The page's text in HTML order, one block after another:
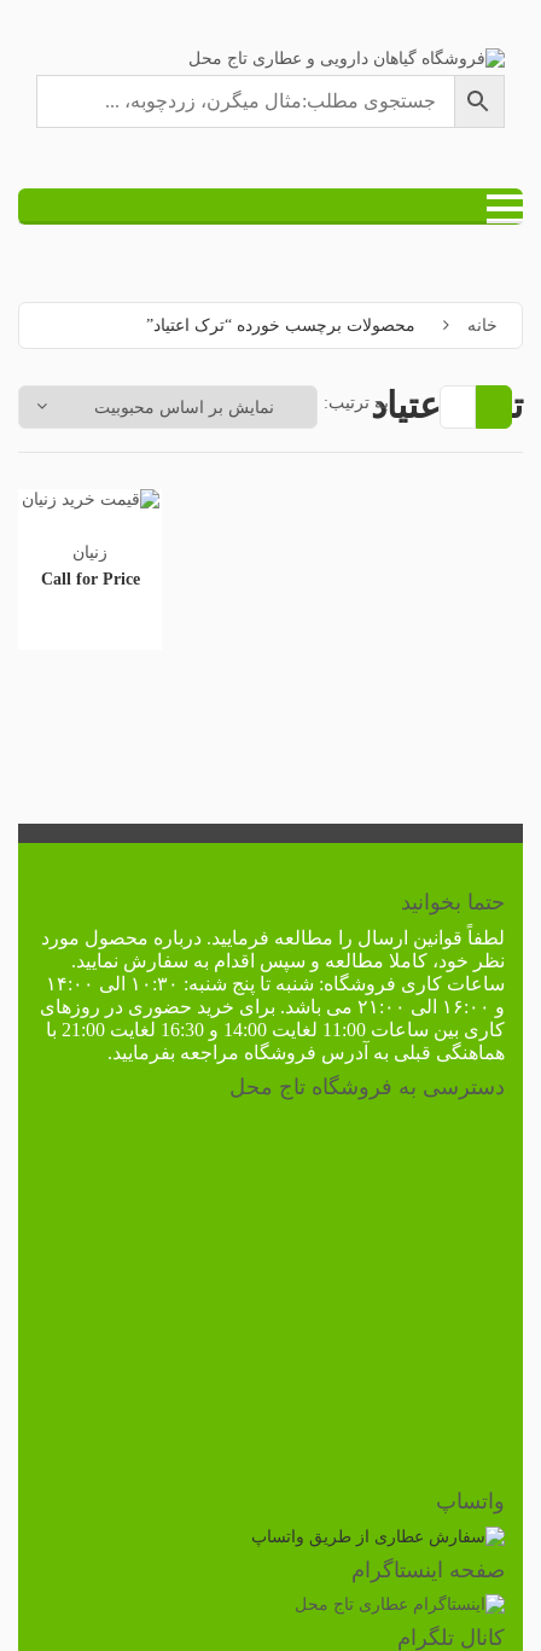
خانه محصولات برچسب خورده “ترک اعتیاد”
ترک اعتیادبه ترتیب:
زنیان
Call for Price
حتما بخوانید
لطفاً قوانین ارسال را مطالعه فرمایید. درباره محصول مورد
نظر خود، کاملا مطالعه و سپس اقدام به سفارش نمایید.
ساعات کاری فروشگاه:
شنبه تا پنج شنبه: ۱۰:۳۰ الی ۱۴:۰۰
و ۱۶:۰۰ الی ۲۱:۰۰ می باشد. برای خرید حضوری در
روزهای
کاری
بین ساعات 11:00 لغایت 14:00 و 16:30 لغایت 21:00 با
هماهنگی قبلی به آدرس فروشگاه مراجعه بفرمایید.
دسترسی به فروشگاه تاج محل
واتساپ
صفحه اینستاگرام
کانال تلگرام